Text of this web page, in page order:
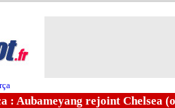
: Aubameyang rejoint Chelsea